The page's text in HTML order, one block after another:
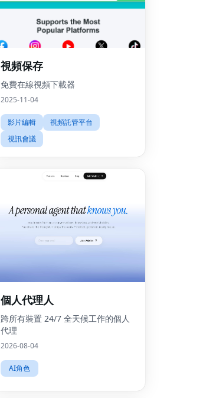
視頻保存
免費在線視頻下載器
2025-11-04
影片編輯
視頻託管平台
視訊會議
個人代理人
跨所有裝置 24/7 全天候工作的個人
代理
2026-08-04
AI角色